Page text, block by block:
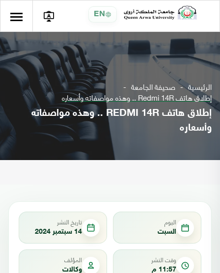
EN
الرئيسية صحيفة الجامعة
إطلاق هاتف Redmi 14R .. وهذه مواصفاته وأسعاره
إطلاق هاتف REDMI 14R .. وهذه مواصفاته
وأسعاره
اليوم
السبت
تاريخ النشر
14 سبتمبر 2024
وقت النشر
11:57 م
المؤلف
وكالات